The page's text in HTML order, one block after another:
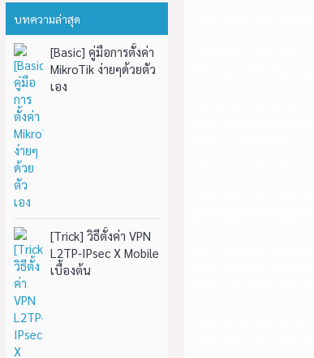
บทความล่าสุด
[Basic] คู่มือการตั้งค่า
MikroTik ง่ายๆด้วยตัว
เอง
[Trick] วิธีตั้งค่า VPN
L2TP-IPsec X Mobile
เบื้องต้น